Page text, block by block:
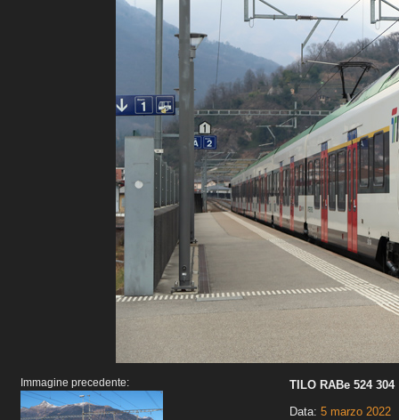
Immagine precedente:
TILO RABe 524 304
Data: 5 marzo 2022